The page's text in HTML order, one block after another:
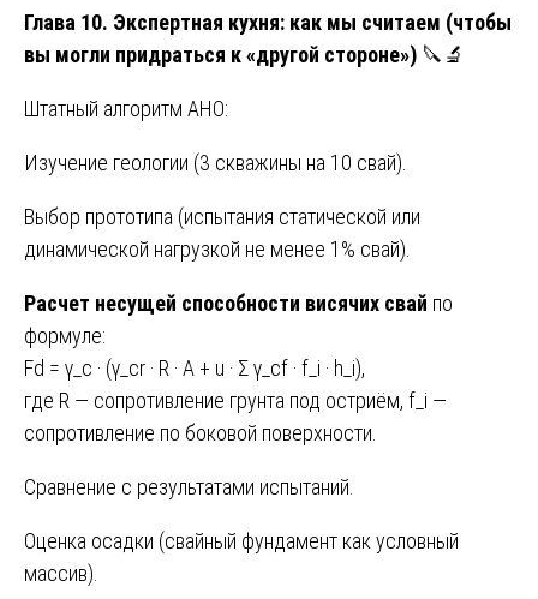
Глава 10. Экспертная кухня: как мы считаем (чтобы
вы могли придраться к «другой стороне») 🔪🔬
Штатный алгоритм АНО:
Изучение геологии (3 скважины на 10 свай).
Выбор прототипа (испытания статической или
динамической нагрузкой не менее 1% свай).
Расчет несущей способности висячих свай по
формуле:
Fd = γ_c · (γ_cr · R · A + u · Σ γ_cf · f_i · h_i),
где R — сопротивление грунта под остриём, f_i —
сопротивление по боковой поверхности.
Сравнение с результатами испытаний.
Оценка осадки (свайный фундамент как условный
массив).